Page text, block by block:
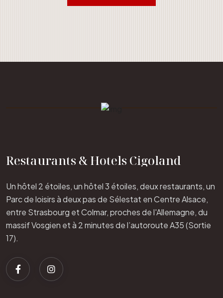
Restaurants & Hotels Cigoland
Un hôtel 2 étoiles, un hôtel 3 étoiles, deux restaurants, un
Parc de loisirs à deux pas de Sélestat en Centre Alsace,
entre Strasbourg et Colmar, proches de l'Allemagne, du
massif Vosgien et à 2 minutes de l’autoroute A35 (Sortie
17).